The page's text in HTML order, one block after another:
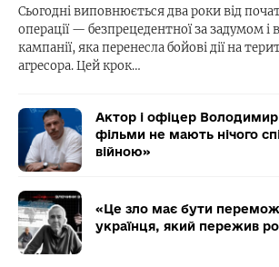
Сьогодні виповнюється два роки від
операції — безпрецедентної за задумом
кампанії, яка перенесла бойові дії на
агресора. Цей крок…
Актор і офіцер
фільми не мають нічого
війною»
«Це зло має бути
українця, який пережив